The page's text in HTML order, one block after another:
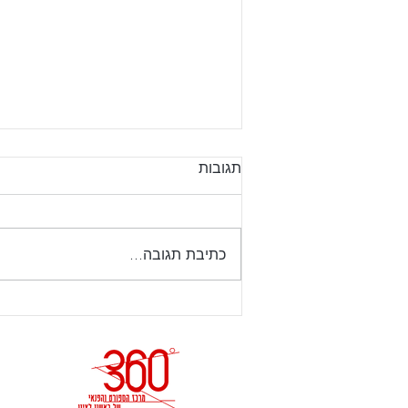
עדכון שעות פתיחה ט באב
מנויים יקרים, יום רביעי 22.7.26
תשעה באב הקאנטרי יהיה סגור .
תגובות
כתיבת תגובה...